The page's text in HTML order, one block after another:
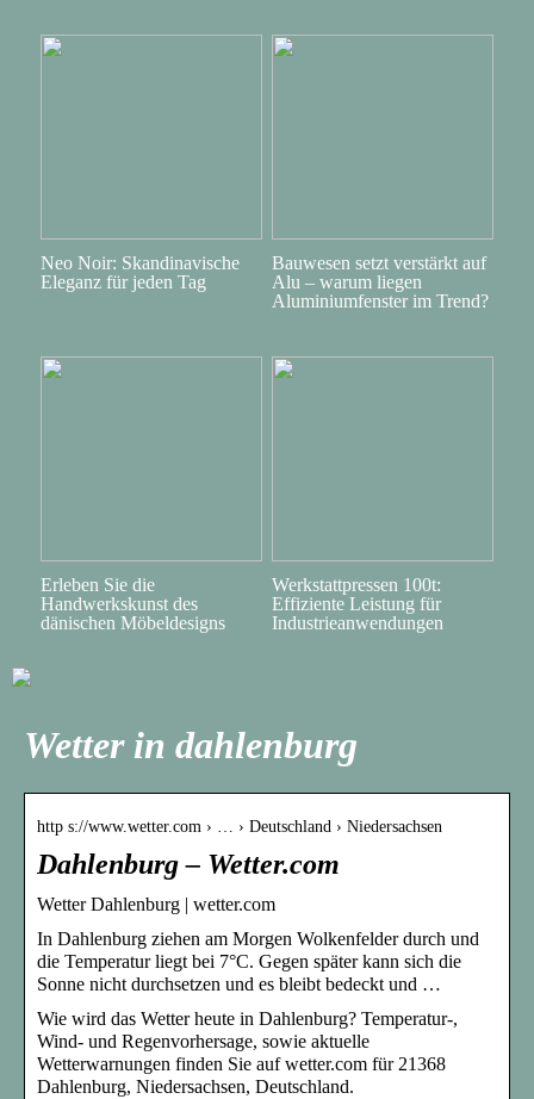
Neo Noir: Skandinavische
Eleganz für jeden Tag
Bauwesen setzt verstärkt auf
Alu – warum liegen
Aluminiumfenster im Trend?
Erleben Sie die
Handwerkskunst des
dänischen Möbeldesigns
Werkstattpressen 100t:
Effiziente Leistung für
Industrieanwendungen
Wetter in dahlenburg
http s://www.wetter.com › … › Deutschland › Niedersachsen
Dahlenburg – Wetter.com
Wetter Dahlenburg | wetter.com
In Dahlenburg ziehen am Morgen Wolkenfelder durch und
die Temperatur liegt bei 7°C. Gegen später kann sich die
Sonne nicht durchsetzen und es bleibt bedeckt und …
Wie wird das Wetter heute in Dahlenburg? Temperatur-,
Wind- und Regenvorhersage, sowie aktuelle
Wetterwarnungen finden Sie auf wetter.com für 21368
Dahlenburg, Niedersachsen, Deutschland.